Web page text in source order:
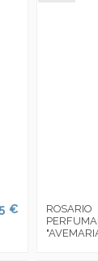
€
ROSARIO